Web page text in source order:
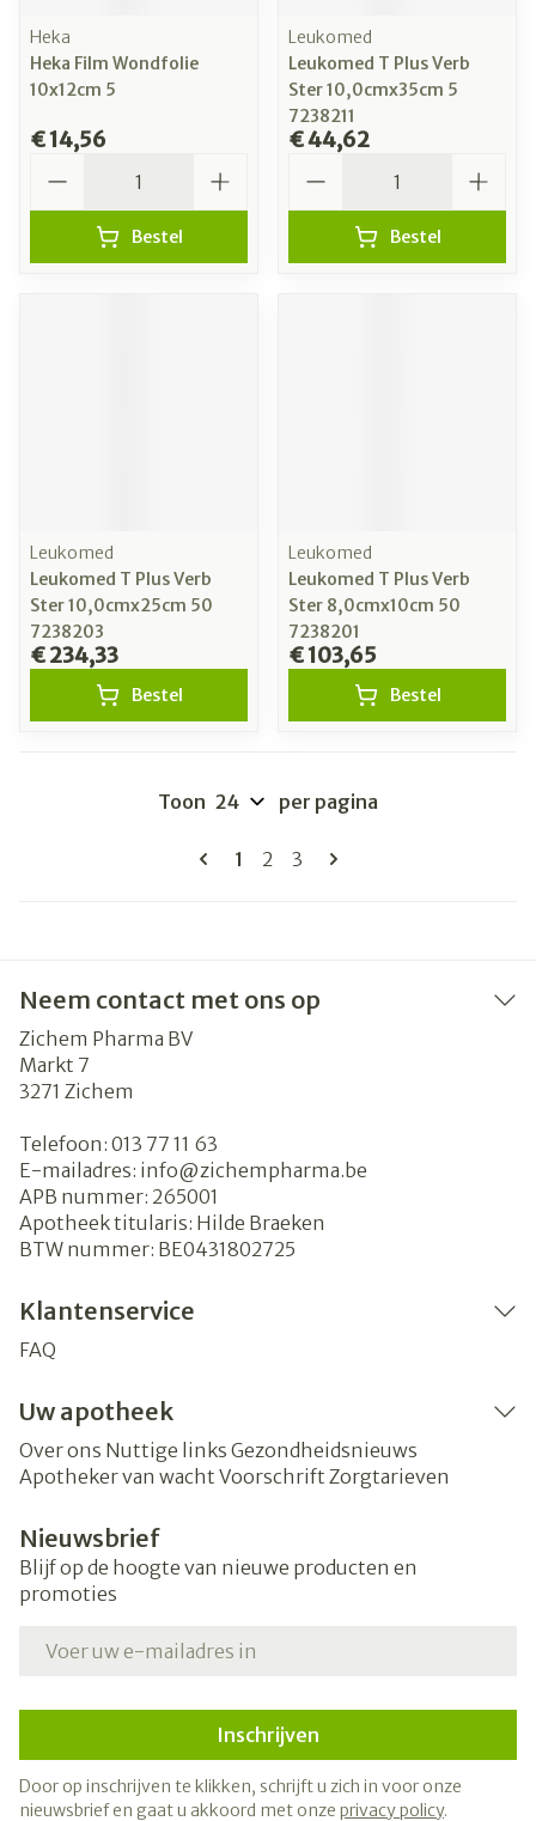
Heka
Heka Film Wondfolie
10x12cm 5
€ 14,56
Bestel
Leukomed
Leukomed T Plus Verb
Ster 10,0cmx35cm 5
7238211
€ 44,62
Bestel
Leukomed
Leukomed T Plus Verb
Ster 10,0cmx25cm 50
7238203
€ 234,33
Bestel
Leukomed
Leukomed T Plus Verb
Ster 8,0cmx10cm 50
7238201
€ 103,65
Bestel
Pagina's
U lees momenteel pagina
1 Pagina
2 Pagina
3
Toon per pagina
Neem contact met ons op
Zichem Pharma BV
Markt 7
3271 Zichem
Telefoon: 013 77 11 63
E-mailadres: info@zichempharma.be
APB nummer: 265001
Apotheek titularis: Hilde Braeken
BTW nummer: BE0431802725
Klantenservice
FAQ
Uw apotheek
Over ons Nuttige links Gezondheidsnieuws
Apotheker van wacht Voorschrift Zorgtarieven
Nieuwsbrief
Blijf op de hoogte van nieuwe producten en
promoties
Inschrijven
Door op inschrijven te klikken, schrijft u zich in voor onze
nieuwsbrief en gaat u akkoord met onze privacy policy.